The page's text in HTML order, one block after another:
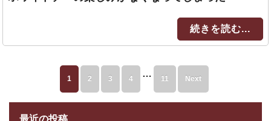
続きを読む...
1 2 3 4 … 11 Next
最近の投稿